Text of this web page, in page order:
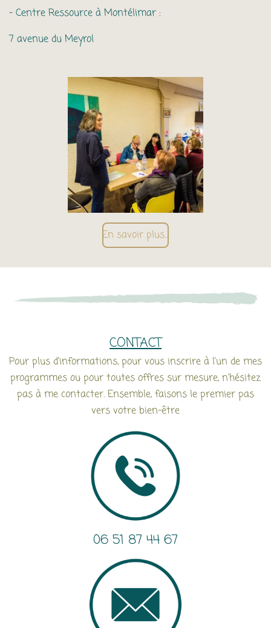
- Centre Ressource à Montélimar :
7 avenue du Meyrol
En savoir plus…
CONTACT
Pour plus d'informations, pour vous inscrire à l'un de mes
programmes ou pour toutes offres sur mesure, n'hésitez
pas à me contacter. Ensemble, faisons le premier pas
vers votre bien-être
06 51 87 44 67